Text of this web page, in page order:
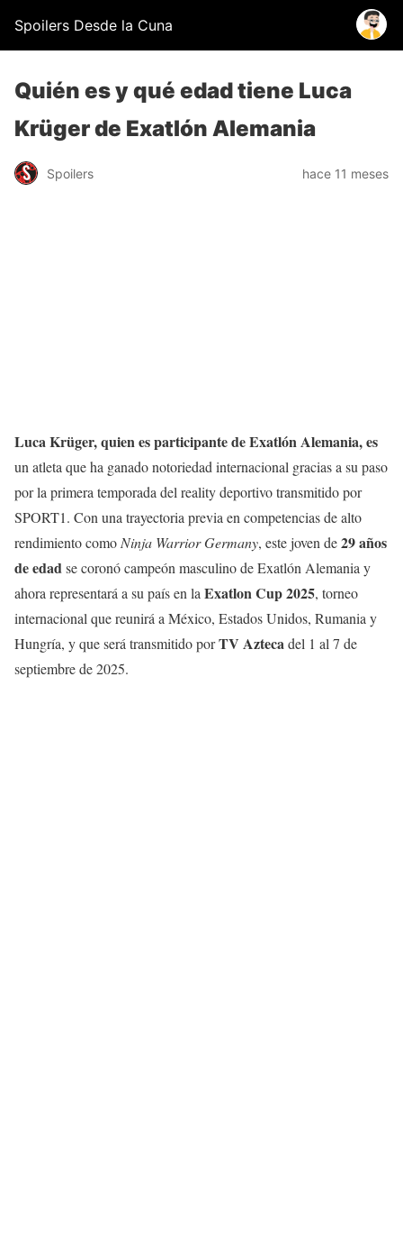
Spoilers Desde la Cuna
Quién es y qué edad tiene Luca
Krüger de Exatlón Alemania
Spoilers hace 11 meses
Luca Krüger, quien es participante de Exatlón Alemania, es
un atleta que ha ganado notoriedad internacional gracias a su paso
por la primera temporada del reality deportivo transmitido por
SPORT1. Con una trayectoria previa en competencias de alto
rendimiento como Ninja Warrior Germany, este joven de29 años
de edadse coronó campeón masculino de Exatlón Alemania y
ahora representará a su país en la Exatlon Cup 2025, torneo
internacional que reunirá a México, Estados Unidos, Rumania y
Hungría, y que será transmitido porTV Aztecadel 1 al 7 de
septiembre de 2025.